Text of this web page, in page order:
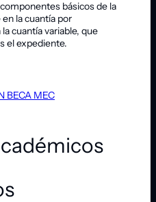
básicos de la
en la cuantía por
cuantía variable, que
el expediente.
BECA MEC